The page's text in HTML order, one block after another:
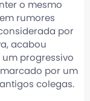
o mesmo
rumores
por
acabou
progressivo
por um
colegas.